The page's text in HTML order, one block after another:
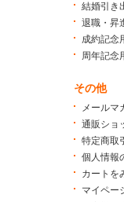
結婚引き
退職・昇
成約記念
周年記念
その他
メールマ
通販ショ
特定商取
個人情報
カートを
マイペー